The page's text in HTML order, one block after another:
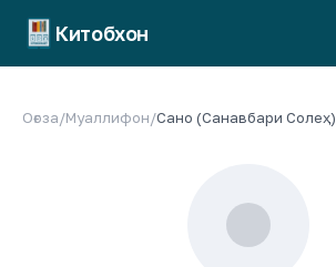
Китобхон
Оғоза/Муаллифон/Сано (Санавбари Солеҳ)